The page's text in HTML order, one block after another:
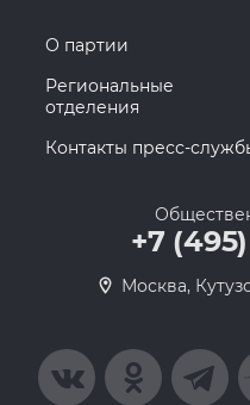
О партии
Региональные
отделения
Контакты пресс-
+7
Москва,